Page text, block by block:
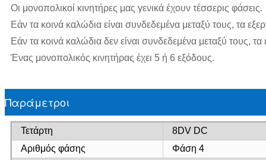
Οι μονοπολικοί κινητήρες μας γενικά έχουν τέσσερις φάσεις.
Εάν τα κοινά καλώδια είναι συνδεδεμένα μεταξύ τους, τα
Εάν τα κοινά καλώδια δεν είναι συνδεδεμένα μεταξύ τους,
Ένας μονοπολικός κινητήρας έχει 5 ή 6 εξόδους.
Παράμετροι
Τετάρτη
8DV DC
Αριθμός φάσης
Φάση 4